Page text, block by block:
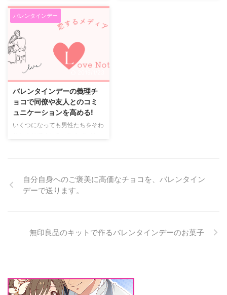
な物をあげるといいのです。 服
でも本でもゲームソフトでも ...
レンタインデーの時期になると多
くの女性がどんなチョコレートに
するか悩んでいます。 しかし中
にはどう渡せば良いか考える方も
います。 バレンタインデーとな
ると相手の男性も貰えるのか気に
なります。 また渡し方を間違え
るとマイナスイメージを与えてし
のことそれは避けたいことです
ね。 バレンタインデーのチョコ
を渡すな相手に合わせることが大
切です。 相手の性格を考えてこ
バレンタインデー
バレンタインデーの義理チ
ョコで同僚や友人とのコミ
ュニケーションを高める!
いくつになっても男性たちをそわ
まだ一年の中では 大きなイベン
トです。 最近は女性たちの さま
ざまな負担を軽減するために、
ろ向きな意見だけで、 本来の男
現代の社会の状況を表していると
感じています。 男性たち ...
自分自身へのご褒美に高価なチョコを、バレンタイン
デーで送ります。
無印良品のキットで作るバレンタインデーのお菓子